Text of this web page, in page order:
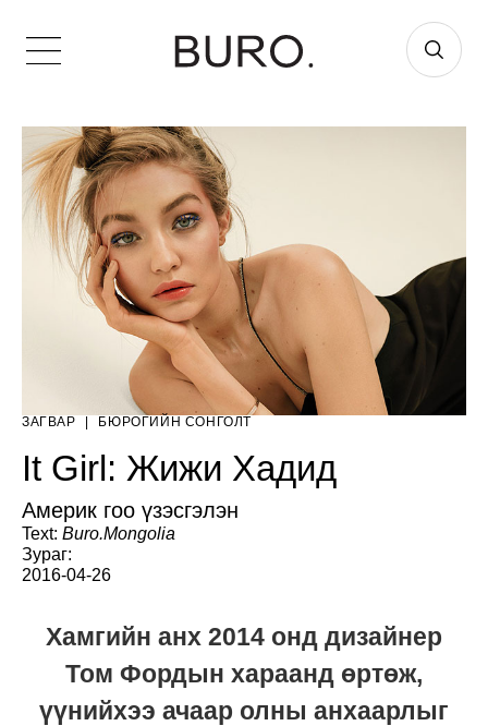
ЗАГВАР БЮРОГИЙН СОНГОЛТ
It Girl: Жижи Хадид
Америк гоо үзэсгэлэн
Text: Buro.Mongolia
Зураг:
2016-04-26
Хамгийн анх 2014 онд дизайнер
Том Фордын хараанд өртөж,
үүнийхээ ачаар олны анхаарлыг